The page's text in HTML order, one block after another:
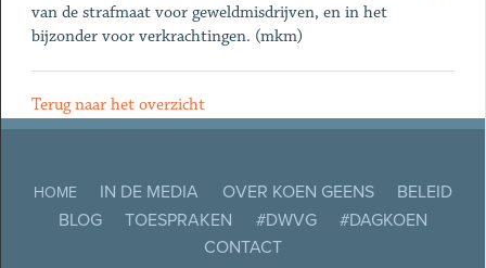
van de strafmaat voor geweldmisdrijven, en in het
bijzonder voor verkrachtingen. (mkm)
Terug naar het overzicht
HOME IN DE MEDIA OVER KOEN GEENS
BELEID
BLOG
TOESPRAKEN #DWVG
#DAGKOEN
CONTACT